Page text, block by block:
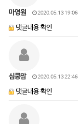
마영원 2020.05.13 19:06
댓글내용 확인
심쿵맘 2020.05.13 22:46
댓글내용 확인